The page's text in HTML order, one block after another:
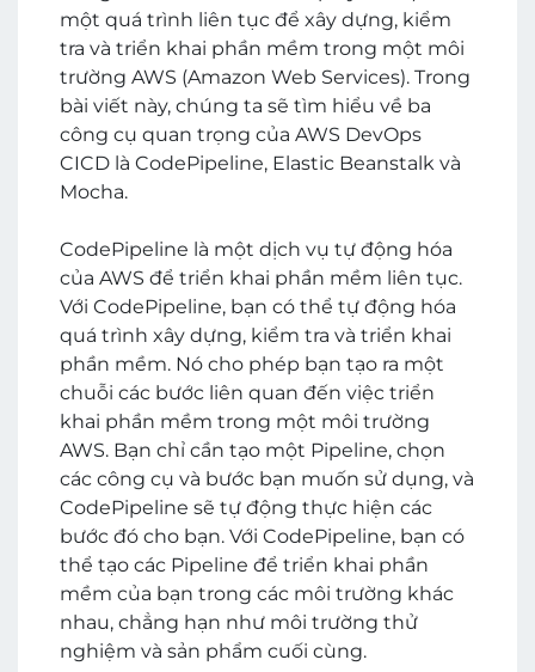
một quá trình liên tục để xây dựng, kiểm
tra và triển khai phần mềm trong một môi
trường AWS (Amazon Web Services). Trong
bài viết này, chúng ta sẽ tìm hiểu về ba
công cụ quan trọng của AWS DevOps
CICD là CodePipeline, Elastic Beanstalk và
Mocha.
CodePipeline là một dịch vụ tự động hóa
của AWS để triển khai phần mềm liên tục.
Với CodePipeline, bạn có thể tự động hóa
quá trình xây dựng, kiểm tra và triển khai
phần mềm. Nó cho phép bạn tạo ra một
chuỗi các bước liên quan đến việc triển
khai phần mềm trong một môi trường
AWS. Bạn chỉ cần tạo một Pipeline, chọn
các công cụ và bước bạn muốn sử dụng, và
CodePipeline sẽ tự động thực hiện các
bước đó cho bạn. Với CodePipeline, bạn có
thể tạo các Pipeline để triển khai phần
mềm của bạn trong các môi trường khác
nhau, chẳng hạn như môi trường thử
nghiệm và sản phẩm cuối cùng.